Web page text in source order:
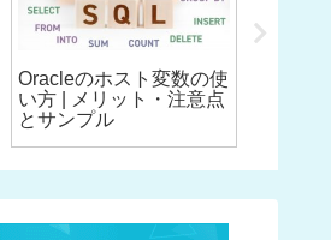
Oracleのホスト変数の使
い方 | メリット・注意点
とサンプル